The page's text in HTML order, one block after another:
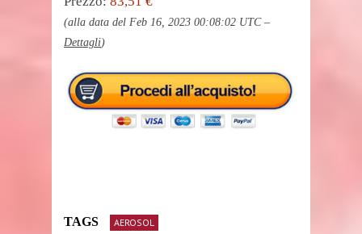
(alla data del Feb 16, 2023 00:08:02 UTC –
Dettagli)
TAGS AEROSOL